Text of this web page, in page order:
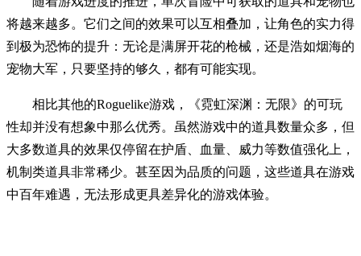
将越来越多。它们之间的效果可以互相叠加，让角色的实力得
到极为恐怖的提升：无论是满屏开花的枪械，还是浩如烟海的
宠物大军，只要坚持的够久，都有可能实现。
相比其他的Roguelike游戏，《霓虹深渊：无限》的可玩
性却并没有想象中那么优秀。虽然游戏中的道具数量众多，但
大多数道具的效果仅停留在护盾、血量、威力等数值强化上，
机制类道具非常稀少。甚至因为品质的问题，这些道具在游戏
中百年难遇，无法形成更具差异化的游戏体验。